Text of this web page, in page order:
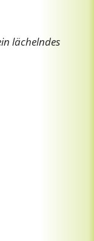
lächelndes